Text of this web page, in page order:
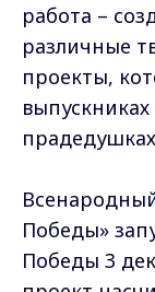
работа –
различные
проекты,
Победы»
Победы 3